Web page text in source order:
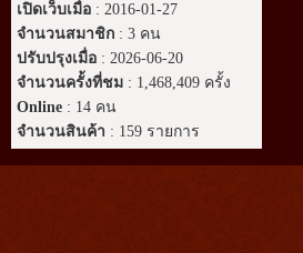
เปิดเว็บเมื่อ : 2016-01-27
จำนวนสมาชิก : 3 คน
ปรับปรุงเมื่อ : 2026-06-20
จำนวนครั้งที่ชม : 1,468,409 ครั้ง
Online : 14 คน
จำนวนสินค้า : 159 รายการ